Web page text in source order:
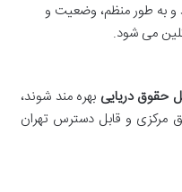
و به طور منظم، وضعیت و
می شود.
حقوق دریایی بهره مند شوند،
مرکزی و قابل دسترس تهران